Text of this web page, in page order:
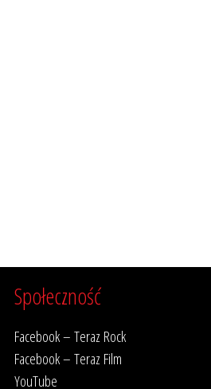
Społeczność
Facebook – Teraz Rock
Facebook – Teraz Film
YouTube